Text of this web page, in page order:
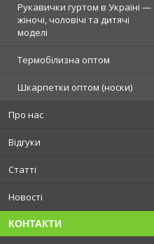
Рукавички гуртом в Україні —
жіночі, чоловічі та дитячі
моделі
Термобілизна оптом
Шкарпетки оптом (носки)
Про нас
Відгуки
Статті
Новості
КОНТАКТИ